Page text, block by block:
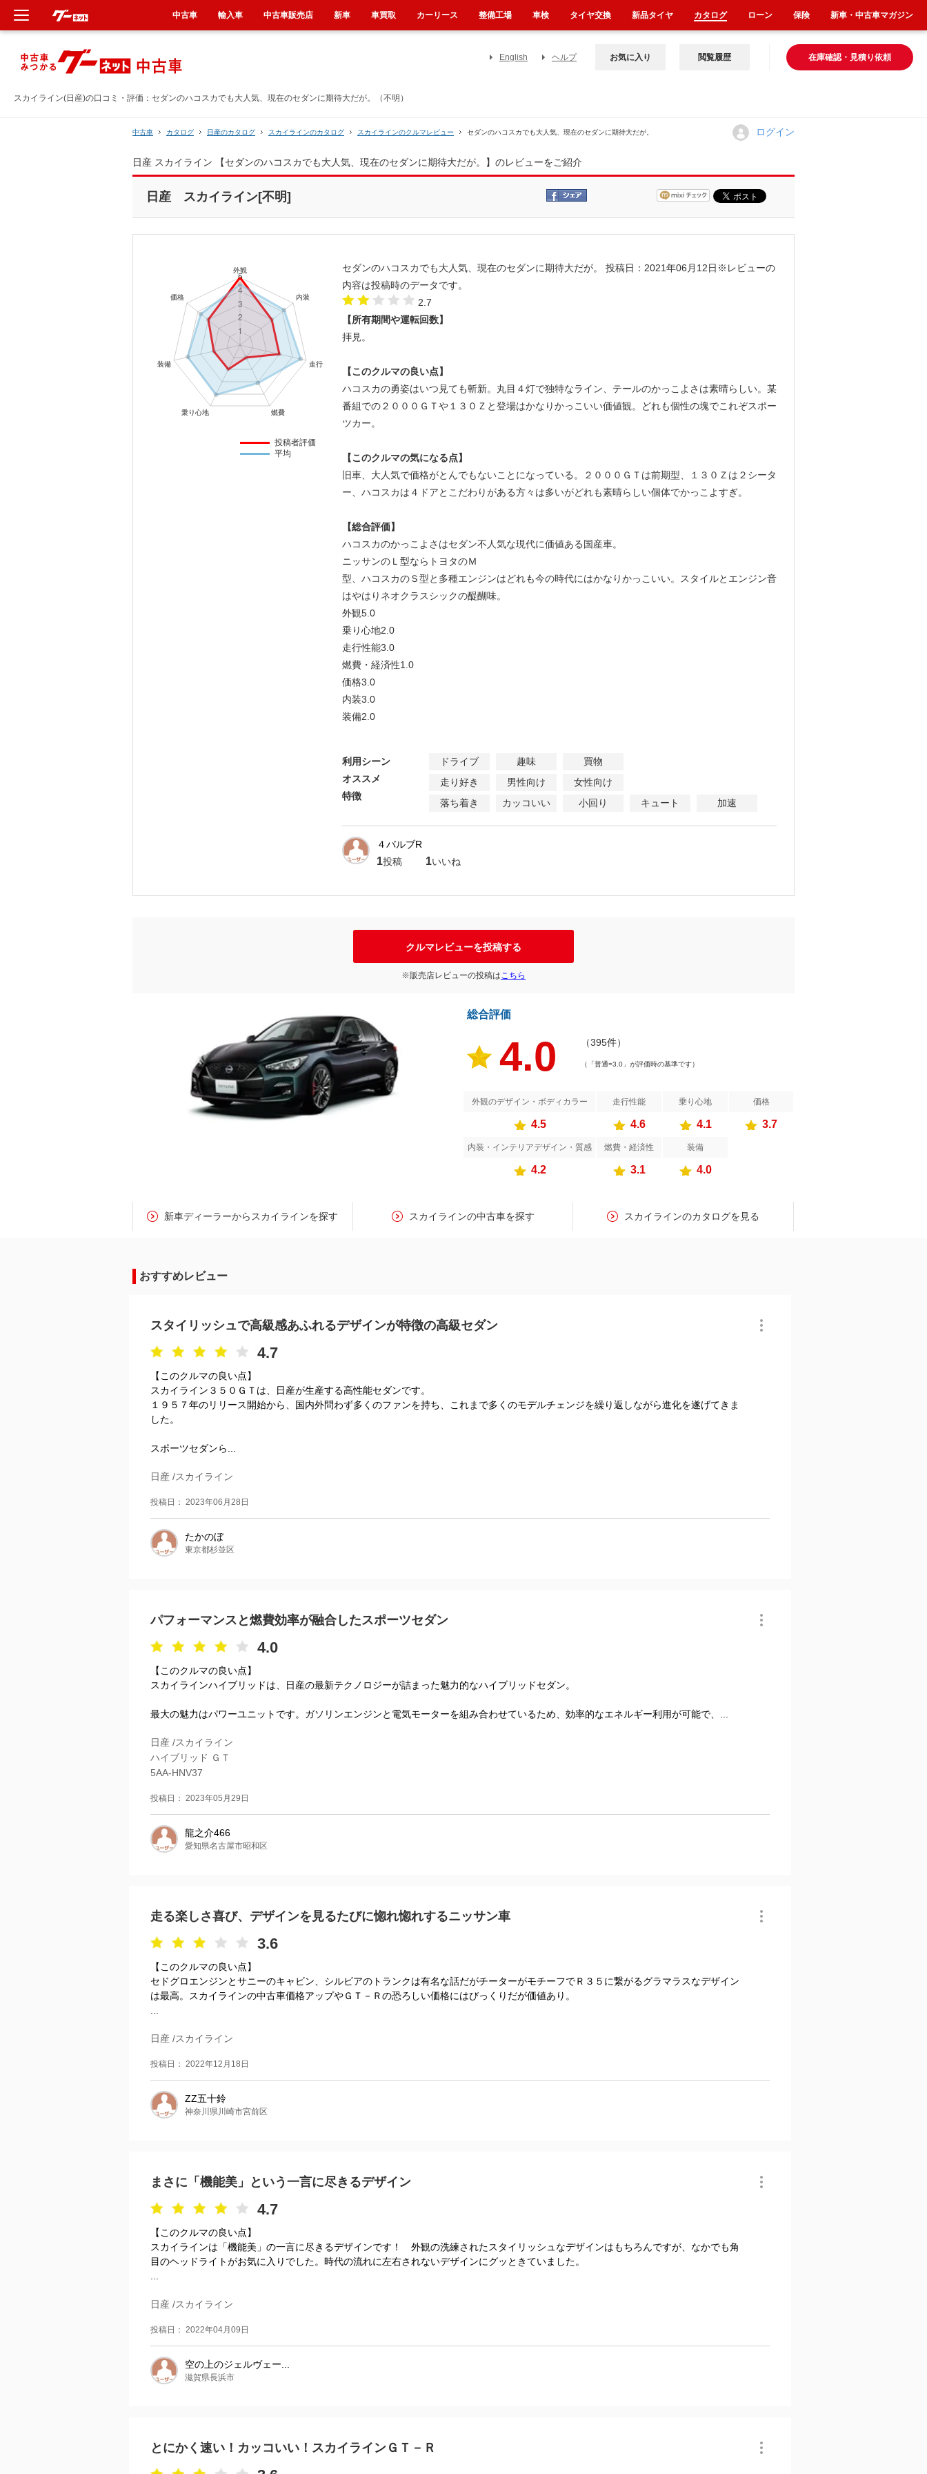
スカイライン(日産)の口コミ・評価：セダンのハコスカでも大人気、現在のセダンに期待大だが。（不明）
English ヘルプ 在庫確認・見積り依頼
お気に入り 閲覧履歴
中古車 カタログ 日産のカタログ スカイラインのカタログ スカイラインのクルマレビュー セダンのハコスカでも大人気、現在のセダンに期待大だが。 ログイン
日産 スカイライン 【セダンのハコスカでも大人気、現在のセダンに期待大だが。】のレビューをご紹介
日産 スカイライン[不明]
投稿者評価
平均
セダンのハコスカでも大人気、現在のセダンに期待大だが。 投稿日：2021年06月12日 ※レビューの
内容は投稿時のデータです。
2.7
【所有期間や運転回数】
拝見。
【このクルマの良い点】
ハコスカの勇姿はいつ見ても斬新。丸目４灯で独特なライン、テールのかっこよさは素晴らしい。某
番組での２０００ＧＴや１３０Ｚと登場はかなりかっこいい価値観。どれも個性の塊でこれぞスポー
ツカー。
【このクルマの気になる点】
旧車、大人気で価格がとんでもないことになっている。２０００ＧＴは前期型、１３０Ｚは２シータ
ー、ハコスカは４ドアとこだわりがある方々は多いがどれも素晴らしい個体でかっこよすぎ。
【総合評価】
ハコスカのかっこよさはセダン不人気な現代に価値ある国産車。
ニッサンのＬ型ならトヨタのＭ
型、ハコスカのＳ型と多種エンジンはどれも今の時代にはかなりかっこいい。スタイルとエンジン音
はやはりネオクラスシックの醍醐味。
外観5.0
乗り心地2.0
走行性能3.0
燃費・経済性1.0
価格3.0
内装3.0
装備2.0
利用シーン ドライブ 趣味
買物
オススメ
走り好き 男性向け
女性向け
特徴
落ち着き カッコいい 小回り キュート 加速
４バルブR
1投稿 1いいね
クルマレビューを投稿する
※販売店レビューの投稿はこちら
総合評価
4.0 （395件）
（「普通=3.0」が評価時の基準です）
外観のデザイン・ボディカラー 走行性能 乗り心地 価格
4.5 4.6 4.1 3.7
内装・インテリアデザイン・質感 燃費・経済性 装備
4.2 3.1 4.0
新車ディーラーからスカイラインを探す スカイラインの中古車を探す スカイラインのカタログを見る
おすすめレビュー
スタイリッシュで高級感あふれるデザインが特徴の高級セダン
4.7
【このクルマの良い点】
スカイライン３５０ＧＴは、日産が生産する高性能セダンです。
１９５７年のリリース開始から、国内外問わず多くのファンを持ち、これまで多くのモデルチェンジを繰り返しながら進化を遂げてきま
した。
スポーツセダンら...
日産 /スカイライン
投稿日： 2023年06月28日
たかのぼ
東京都杉並区
パフォーマンスと燃費効率が融合したスポーツセダン
4.0
【このクルマの良い点】
スカイラインハイブリッドは、日産の最新テクノロジーが詰まった魅力的なハイブリッドセダン。
最大の魅力はパワーユニットです。ガソリンエンジンと電気モーターを組み合わせているため、効率的なエネルギー利用が可能で、...
日産 /スカイライン
ハイブリッド ＧＴ
5AA-HNV37
投稿日： 2023年05月29日
龍之介466
愛知県名古屋市昭和区
走る楽しさ喜び、デザインを見るたびに惚れ惚れするニッサン車
3.6
【このクルマの良い点】
セドグロエンジンとサニーのキャビン、シルビアのトランクは有名な話だがチーターがモチーフでＲ３５に繋がるグラマラスなデザイン
は最高。スカイラインの中古車価格アップやＧＴ－Ｒの恐ろしい価格にはびっくりだが価値あり。
日産 /スカイライン
投稿日： 2022年12月18日
ZZ五十鈴
神奈川県川崎市宮前区
まさに「機能美」という一言に尽きるデザイン
4.7
【このクルマの良い点】
スカイラインは「機能美」の一言に尽きるデザインです！ 外観の洗練されたスタイリッシュなデザインはもちろんですが、なかでも角
目のヘッドライトがお気に入りでした。時代の流れに左右されないデザインにグッときていました。
日産 /スカイライン
投稿日： 2022年04月09日
空の上のジェルヴェー...
滋賀県長浜市
とにかく速い！カッコいい！スカイラインＧＴ－Ｒ
中古車 輸入車 中古車販売店 新車 車買取 カーリース 整備工場 車検 タイヤ交換 新品タイヤ カタログ ローン 保険 新車・中古車マガジン
新車
中古車